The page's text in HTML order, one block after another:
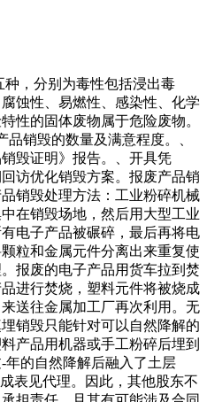
种，分别为毒性包括浸出毒
蚀性、易燃性、感染性、化学
性的固体废物属于危险废物。
销毁的数量及满意程度。、
毁证明》报告。、开具凭
访优化销毁方案。报废产品销
销毁处理方法：工业粉碎机械
在销毁场地，然后用大型工业
电子产品被碾碎，最后再将电
粒和金属元件分离出来重复使
报废的电子产品用货车拉到焚
进行焚烧，塑料元件将被烧成
送往金属加工厂再次利用。无
销毁只能针对可以自然降解的
产品用机器或手工粉碎后埋到
的自然降解后融入了土层
表见代理。因此，其他股东不